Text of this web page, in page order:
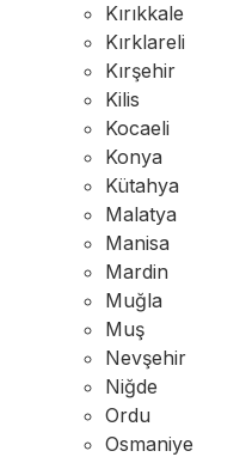
Kırıkkale
Kırklareli
Kırşehir
Kilis
Kocaeli
Konya
Kütahya
Malatya
Manisa
Mardin
Muğla
Muş
Nevşehir
Niğde
Ordu
Osmaniye